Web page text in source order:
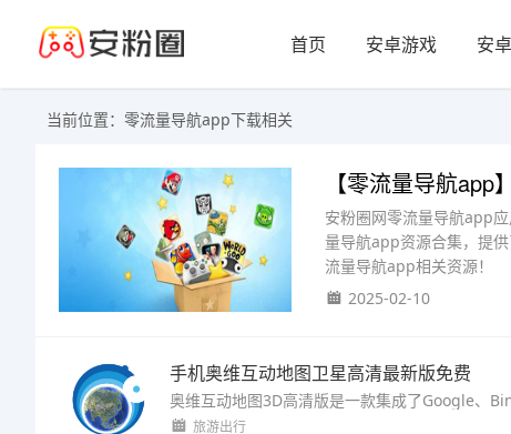
首页 安卓游戏 安
当前位置：零流量导航app下载相关
【零流量导航
安粉圈网零流量导航app
量导航app资源合集，提
流量导航app相关资源！
2025-02-10
手机奥维互动地图卫星高清最新版免费
旅游出行